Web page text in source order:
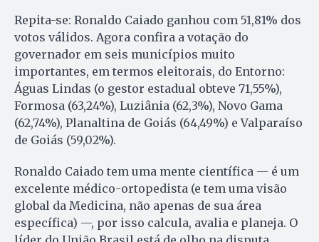
Repita-se: Ronaldo Caiado ganhou com 51,81% dos
votos válidos. Agora confira a votação do
governador em seis municípios muito
importantes, em termos eleitorais, do Entorno:
Águas Lindas (o gestor estadual obteve 71,55%),
Formosa (63,24%), Luziânia (62,3%), Novo Gama
(62,74%), Planaltina de Goiás (64,49%) e Valparaíso
de Goiás (59,02%).
Ronaldo Caiado tem uma mente científica — é um
excelente médico-ortopedista (e tem uma visão
global da Medicina, não apenas de sua área
específica) —, por isso calcula, avalia e planeja. O